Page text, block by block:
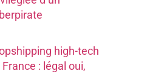
high-tech
France : légal oui,